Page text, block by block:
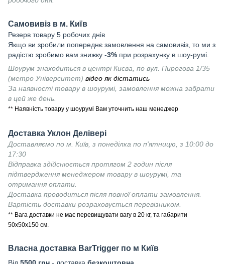
Самовивіз в м. Київ
Резерв товару 5 робочих днів
Якщо ви зробили попереднє замовлення на самовивіз, то ми з
радістю зробимо вам знижку -3% при розрахунку в шоу-румі.
Шоурум знаходиться в центрі Києва, по вул. Пирогова 1/35
(метро Університет) відео як дістатись
За наявності товару в шоурумі, замовлення можна забрати
в цей же день.
** Наявність товару у шоурумі Вам уточнить наш менеджер
Доставка Уклон Делівері
Доставляємо по м. Київ, з понеділка по п'ятницю, з 10:00 до
17:30
Відправка здійснюється протягом 2 годин після
підтвердження менеджером товару в шоурумі, та
отримання оплати.
Доставка проводиться після повної оплати замовлення.
Вартість доставки розраховується перевізником.
** Вага доставки не має перевищувати вагу в 20 кг, та габарити
50х50х150 см.
Власна доставка BarTrigger по м Київ